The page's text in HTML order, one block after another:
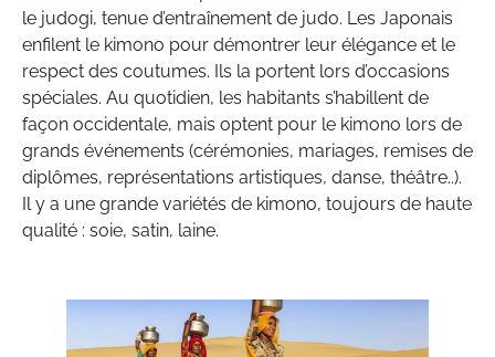
le judogi, tenue d’entraînement de judo. Les Japonais
enfilent le kimono pour démontrer leur élégance et le
respect des coutumes. Ils la portent lors d’occasions
spéciales. Au quotidien, les habitants s’habillent de
façon occidentale, mais optent pour le kimono lors de
grands événements (cérémonies, mariages, remises de
diplômes, représentations artistiques, danse, théâtre..).
Il y a une grande variétés de kimono, toujours de haute
qualité : soie, satin, laine.